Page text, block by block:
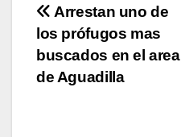
Navegación
de
entradas
Arrestan uno de
los prófugos mas
buscados en el area
de Aguadilla